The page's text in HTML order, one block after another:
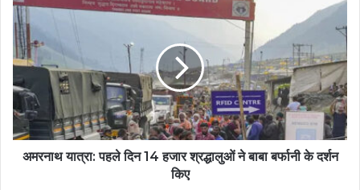
अमरनाथ यात्रा: पहले दिन 14 हजार श्रद्धालुओं ने बाबा बर्फानी के दर्शन
किए